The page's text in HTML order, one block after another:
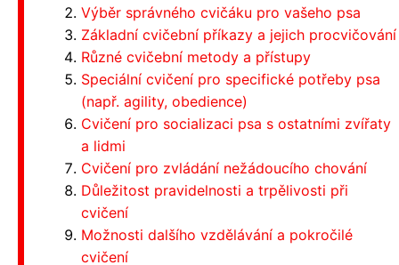
Výběr správného cvičáku pro vašeho psa
Základní cvičební příkazy a jejich procvičování
Různé cvičební metody a přístupy
Speciální cvičení pro specifické potřeby psa
(např. agility, obedience)
Cvičení pro socializaci psa s ostatními zvířaty
a lidmi
Cvičení pro zvládání nežádoucího chování
Důležitost pravidelnosti a trpělivosti při
cvičení
Možnosti dalšího vzdělávání a pokročilé
cvičení